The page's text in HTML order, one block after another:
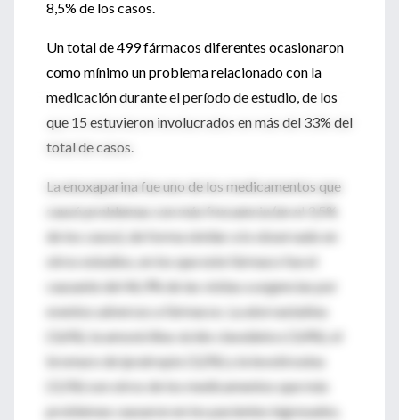
8,5% de los casos.
Un total de 499 fármacos diferentes ocasionaron
como mínimo un problema relacionado con la
medicación durante el período de estudio, de los
que 15 estuvieron involucrados en más del 33% del
total de casos.
La enoxaparina fue uno de los medicamentos que
causó problemas con más frecuencia (en el 3,5%
de los casos), de forma similar a lo observado en
otros estudios, en los que este fármaco fue el
causante del 46,9% de las visitas a urgencias por
eventos adversos a fármacos. La atorvastatina
(3,6%), la amoxicilina-ácido clavulánico (3,4%), el
bromuro de ipratropio (3,2%) y la levotiroxina
(3,1%) son otros de los medicamentos que más
problemas causaron en los pacientes ingresados.